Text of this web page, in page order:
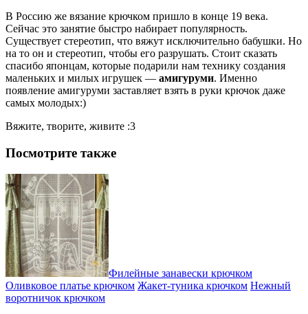
В Россию же вязание крючком пришло в конце 19 века.
Сейчас это занятие быстро набирает популярность.
Существует стереотип, что вяжут исключительно бабушки. Но
на то он и стереотип, чтобы его разрушать. Стоит сказать
спасибо японцам, которые подарили нам технику создания
маленьких и милых игрушек — амигуруми. Именно
появление амигуруми заставляет взять в руки крючок даже
самых молодых:)
Вяжите, творите, живите :3
Посмотрите также
Филейные занавески крючком
Оливковое платье крючком Жакет-туника крючком Нежный
воротничок крючком